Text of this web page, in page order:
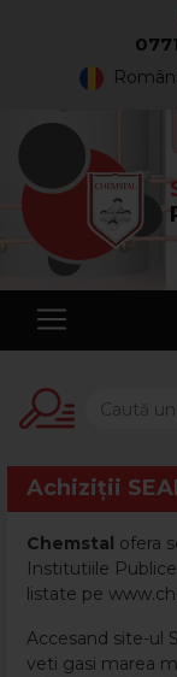
Achiziții
Chemstal ofera
Institutiile
listate pe
Accesand site-ul
veti gasi marea